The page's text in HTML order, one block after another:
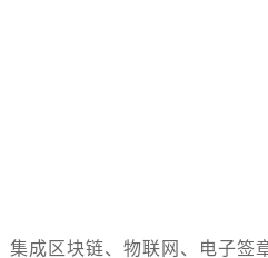
集成区块链、物联网、电子签